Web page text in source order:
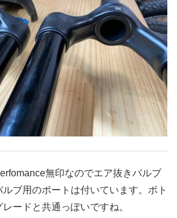
無印なのでエア抜きバルブ
ブ用のポートは付いています。ボト
ードと共通っぽいですね。